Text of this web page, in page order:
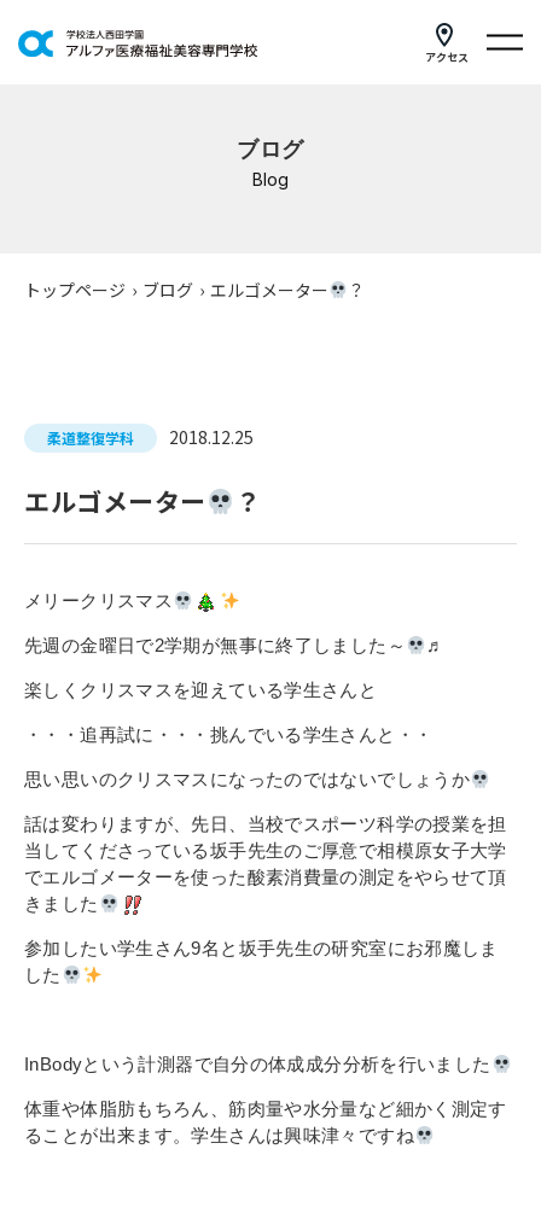
アクセス
研修・講座
公共職業訓練
在校生の皆さまへ
卒業生の皆さまへ
ブログ
コラム
お問い合わせ
資料請求
個人情報の取り扱いについて
ブログ
Blog
トップページ › ブログ › エルゴメーター ？
柔道整復学科 2018.12.25
エルゴメーター ？
メリークリスマス
先週の金曜日で2学期が無事に終了しました～ ♬
楽しくクリスマスを迎えている学生さんと
・・・追再試に・・・挑んでいる学生さんと・・
思い思いのクリスマスになったのではないでしょうか
話は変わりますが、先日、当校でスポーツ科学の授業を担
当してくださっている坂手先生のご厚意で相模原女子大学
でエルゴメーターを使った酸素消費量の測定をやらせて頂
きました
参加したい学生さん9名と坂手先生の研究室にお邪魔しま
した
InBodyという計測器で自分の体成成分分析を行いました
体重や体脂肪もちろん、筋肉量や水分量など細かく測定す
ることが出来ます。学生さんは興味津々ですね